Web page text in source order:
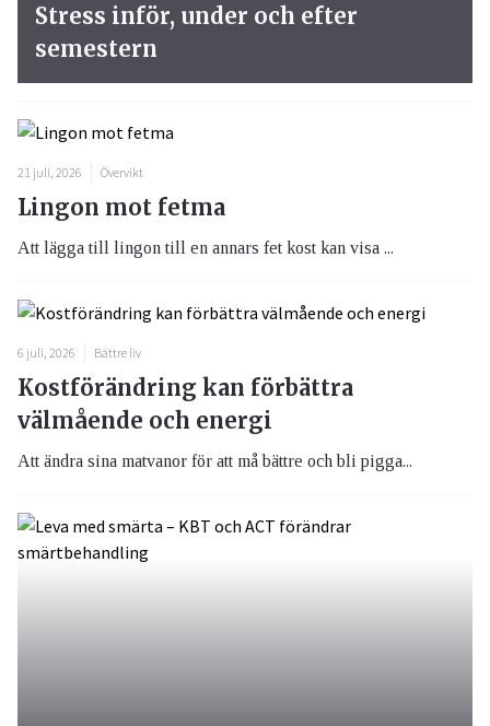
21 juli, 2026 Övervikt
Lingon mot fetma
Att lägga till lingon till en annars fet kost kan visa ...
6 juli, 2026 Bättre liv
Kostförändring kan förbättra
välmående och energi
Att ändra sina matvanor för att må bättre och bli pigga...
Stress inför, under och efter
semestern